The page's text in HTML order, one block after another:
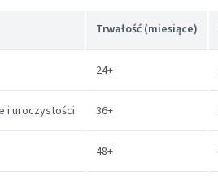
Trwałość (miesiące)
24+
i uroczystości 36+
48+